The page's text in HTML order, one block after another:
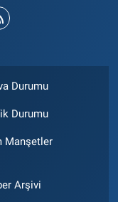
Durumu
Durumu
Manşetler
Arşivi